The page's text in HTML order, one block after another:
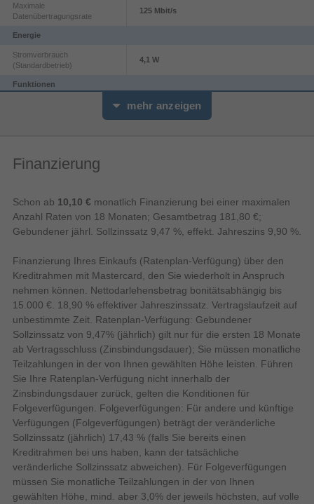
Maximale
Datenübertragungsrate
125 Mbit/s
Energie
Stromverbrauch
(Standardbetrieb)
4,1 W
Funktionen
Wand
Netzwerk-Repeater
Gewicht & Abmessungen
Höhe 27 mm
Breite 76,5 mm
Logistische Daten
Ursprungsland Ungarn
Management-Funktionen
Web-basiertes Management
Netzwerk
Schnittstellentyp Ethernet-LAN
Ethernet/LAN
Sicherheit
unterstützte
Sicherheitsalgorithmen
WPA2, WPA3
WPS Sicherheit per
Tastendruck
Verpackungsinformation
mehr anzeigen
Finanzierung
Schon ab 10,10 € monatlich Finanzierung bei einer maximalen
Anzahl Raten von 18 Monaten; Gesamtbetrag 181,80 €;
Gebundener jährl. Sollzinssatz 9,47 %, effekt. Jahreszins 9,90 %.
Finanzierung Ihres Einkaufs (Ratenplan-Verfügung) über den
Kreditrahmen mit Mastercard, den Sie wiederholt in Anspruch
nehmen können. Nettodarlehensbetrag bonitätsabhängig bis
15.000 €. 18,90 % effektiver Jahreszinssatz. Vertragslaufzeit auf
unbestimmte Zeit. Ratenplan-Verfügung: Gebundener
Sollzinssatz von 9,47% (jährlich) gilt nur für die ersten 18 Monate
ab Vertragsschluss (Zinsbindungsdauer); Sie müssen monatliche
Teilzahlungen in der von Ihnen gewählten Höhe leisten. Führen
Sie Ihre Ratenplan-Verfügung nicht innerhalb der
Zinsbindungsdauer zurück, gelten die Konditionen für
Folgeverfügungen. Folgeverfügungen: Für andere und künftige
Verfügungen (Folgeverfügungen) beträgt der veränderliche
Sollzinssatz (jährlich) 17,43 % (falls Sie bereits einen
Kreditrahmen bei uns haben, kann der tatsächliche
veränderliche Sollzinssatz abweichen). Für Folgeverfügungen
müssen Sie monatliche Teilzahlungen in der von Ihnen
gewählten Höhe, mind. aber 3,0% der jeweils höchsten, auf volle